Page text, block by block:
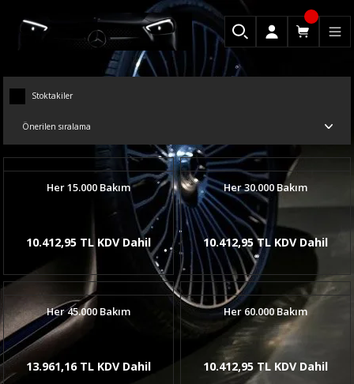
Stoktakiler
Her 15.000 Bakım
10.412,95 TL KDV Dahil
Her 30.000 Bakım
10.412,95 TL KDV Dahil
Her 45.000 Bakım
13.961,16 TL KDV Dahil
Her 60.000 Bakım
10.412,95 TL KDV Dahil